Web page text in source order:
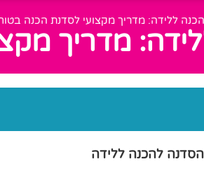
הכנה ללידה: מדריך מקצועי לסדנת הכנה
מדריך
להכנה ללידה